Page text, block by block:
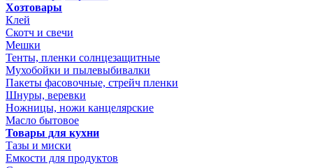
Хозтовары
Клей
Скотч и свечи
Мешки
Тенты, пленки солнцезащитные
Мухобойки и пылевыбивалки
Пакеты фасовочные, стрейч пленки
Шнуры, веревки
Ножницы, ножи канцелярские
Масло бытовое
Товары для кухни
Тазы и миски
Емкости для продуктов